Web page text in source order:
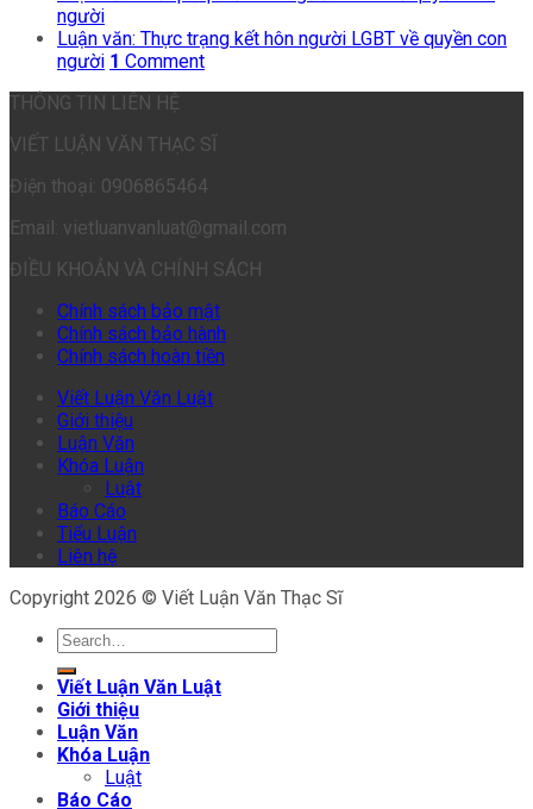
người
Luận văn: Thực trạng kết hôn người LGBT về quyền con
người 1 Comment
THÔNG TIN LIÊN HỆ
VIẾT LUẬN VĂN THẠC SĨ
Điện thoại: 0906865464
Email: vietluanvanluat@gmail.com
ĐIỀU KHOẢN VÀ CHÍNH SÁCH
Chính sách bảo mật
Chính sách bảo hành
Chính sách hoàn tiền
Viết Luận Văn Luật
Giới thiệu
Luận Văn
Khóa Luận
Luật
Báo Cáo
Tiểu Luận
Liên hệ
Copyright 2026 © Viết Luận Văn Thạc Sĩ
Viết Luận Văn Luật
Giới thiệu
Luận Văn
Khóa Luận
Luật
Báo Cáo